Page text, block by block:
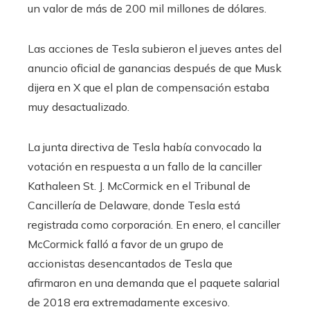
un valor de más de 200 mil millones de dólares.
Las acciones de Tesla subieron el jueves antes del
anuncio oficial de ganancias después de que Musk
dijera en X que el plan de compensación estaba
muy desactualizado.
La junta directiva de Tesla había convocado la
votación en respuesta a un fallo de la canciller
Kathaleen St. J. McCormick en el Tribunal de
Cancillería de Delaware, donde Tesla está
registrada como corporación. En enero, el canciller
McCormick falló a favor de un grupo de
accionistas desencantados de Tesla que
afirmaron en una demanda que el paquete salarial
de 2018 era extremadamente excesivo.